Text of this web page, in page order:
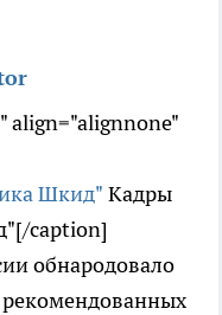
align="alignnone"
Кадры
caption]
обнародовало